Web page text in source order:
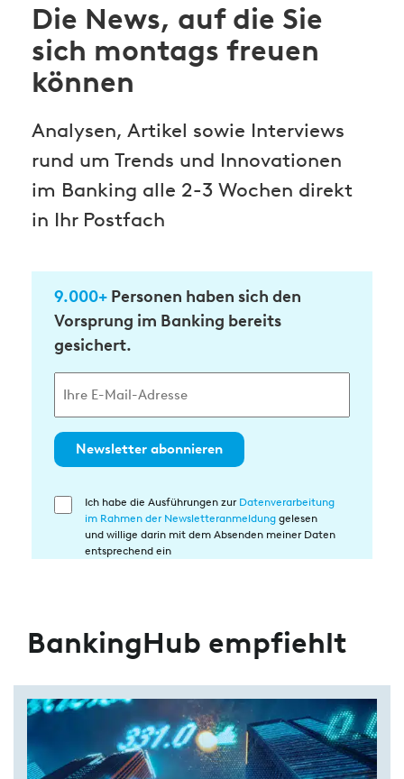
Die News, auf die Sie
sich montags freuen
können
Analysen, Artikel sowie Interviews
rund um Trends und Innovationen
im Banking alle 2-3 Wochen direkt
in Ihr Postfach
9.000+ Personen haben sich den
Vorsprung im Banking bereits
gesichert.
Newsletter abonnieren
Einwilligung
Ich habe die Ausführungen zur Datenverarbeitung
im Rahmen der Newsletteranmeldung gelesen
und willige darin mit dem Absenden meiner Daten
entsprechend ein
BankingHub empfiehlt